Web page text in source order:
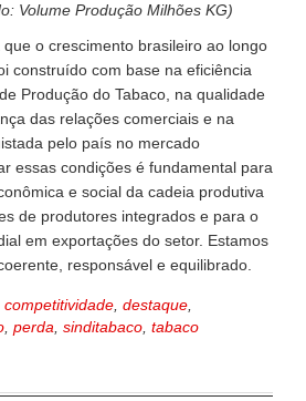
Volume Produção Milhões KG)
o crescimento brasileiro ao longo
construído com base na eficiência
Produção do Tabaco, na qualidade
das relações comerciais e na
pelo país no mercado
essas condições é fundamental para
e social da cadeia produtiva
de produtores integrados e para o
em exportações do setor. Estamos
responsável e equilibrado.
competitividade destaque
perda sinditabaco tabaco